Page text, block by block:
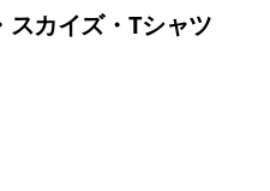
カイズ・Tシャツ